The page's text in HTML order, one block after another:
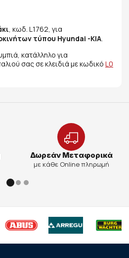
, κωδ. L1762, για
τύπου Hyundai -KIA.
κατάλληλο για
σας σε κλειδιά με κωδικό L0
Δωρεάν Μεταφορικά
με κάθε Online πληρωμή